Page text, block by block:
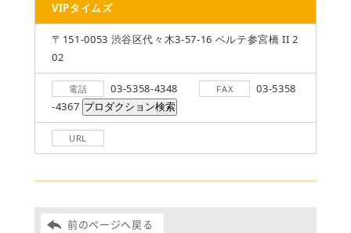
VIPタイムズ
〒151-0053 渋谷区代々木3-57-16 ベルテ参宮橋 II 2
02
電話 03-5358-4348 FAX
03-5358
-4367
URL
前のページへ戻る